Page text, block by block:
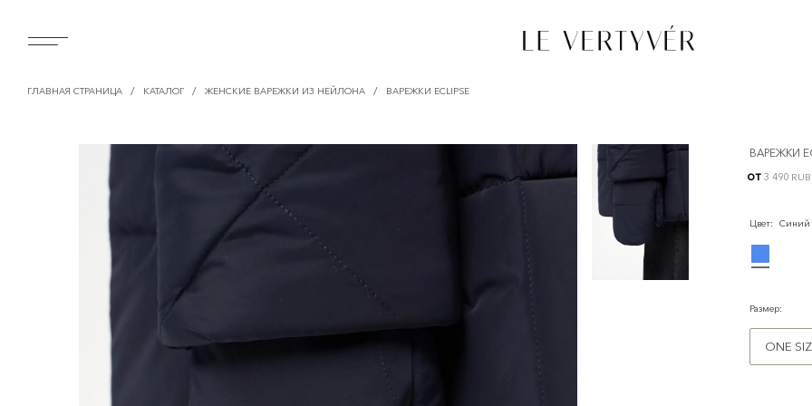
ГЛАВНАЯ СТРАНИЦА / КАТАЛОГ / ЖЕНСКИЕ ВАРЕЖКИ ИЗ НЕЙЛОНА / ВАРЕЖКИ ECLIPSE
ВАРЕЖКИ
от3 490 RUB
Цвет: Синий
Размер:
ONE